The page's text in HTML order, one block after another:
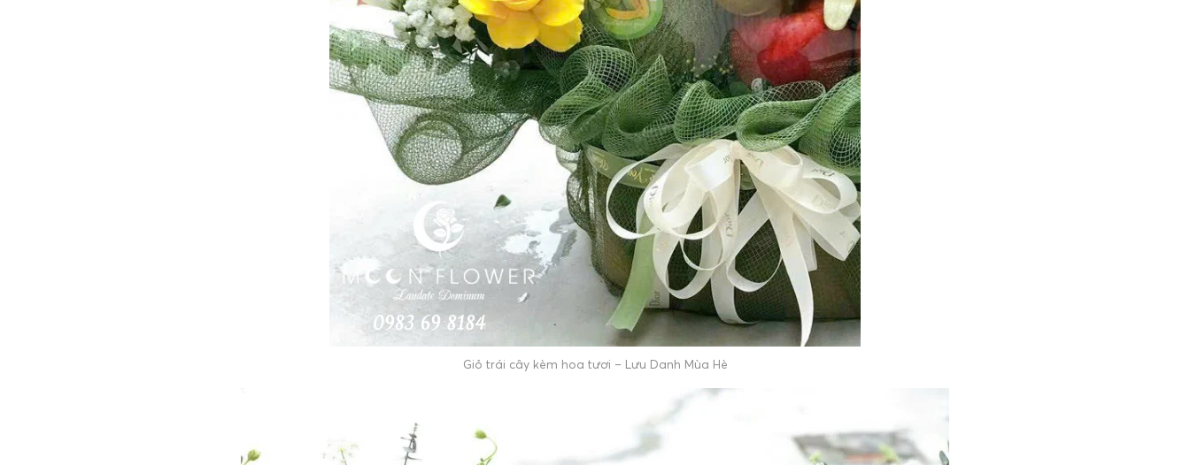
Giỏ trái cây kèm hoa tươi – Lưu Danh Mùa Hè